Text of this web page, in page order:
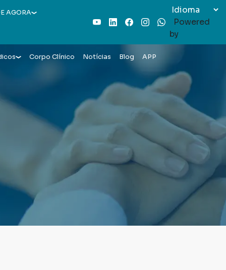
AGORA
YoutubeLinkedInFacebook
InstagramWhatsAppPowered
by
Corpo Clínico Notícias Blog APP